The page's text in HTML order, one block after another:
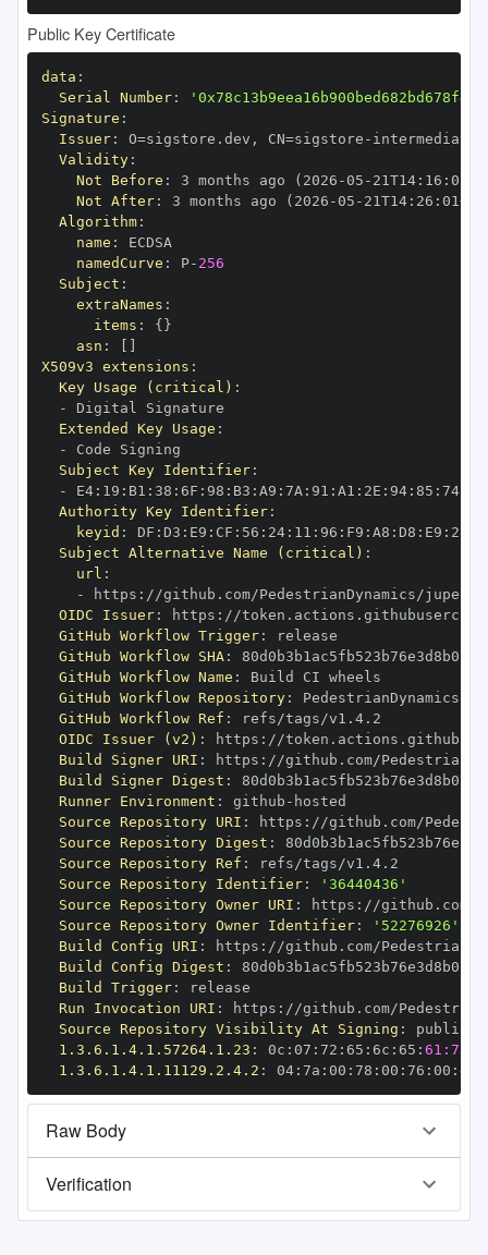
Public Key Certificate
data :
Serial Number:
Signature :
Issuer: O=sigstore.dev , CN=sigstore -
Validity:
Not Before : 3 months ago (2026 -05 - 21T14: 16 :
Not After: 3 months ago (2026 -05 - 21T14: 26 : 01+00
Algorithm:
name :
namedCurve : P- 256
Subject :
extraNames :
items : { }
asn :
X509v3 extensions :
Key Usage (critical) :
-
Extended Key Usage :
-
Subject Key Identifier:
-
E4: 19 : B1 : 38 : 6F : 98 : B3 : A9 : 7A : 91 : A1 : 2E : 94: 85 : 74:
Authority Key Identifier:
keyid : DF : D3 : E9 : CF : 56 : 24: 11 : 96 : F9 : A8 : D8 : E9 : 28
Subject Alternative Name (critical) :
url :
-
https :
OIDC Issuer: https :
GitHub Workflow Trigger:
GitHub Workflow SHA:
GitHub Workflow Name :
GitHub Workflow Repository:
GitHub Workflow Ref :
OIDC Issuer (v2) : https :
Build Signer URI : https :
Build Signer Digest :
Runner Environment : github -
Source Repository URI : https :
Source Repository Digest :
Source Repository Ref :
Source Repository Identifier:
'36440436'
Source Repository Owner URI : https :
Source Repository Owner Identifier:
'52276926'
Build Config URI : https :
Build Config Digest :
Build Trigger:
Run Invocation URI : https :
Source Repository Visibility At Signing :
1.3.6.1.4.1.57264.1.23 : 0c : 07 : 72 : 65 : 6c : 65 :
1.3.6.1.4.1.11129.2.4.2 : 04: 7a : 00 : 78 : 00 : 76 : 00 : dd
Raw Body
Verification